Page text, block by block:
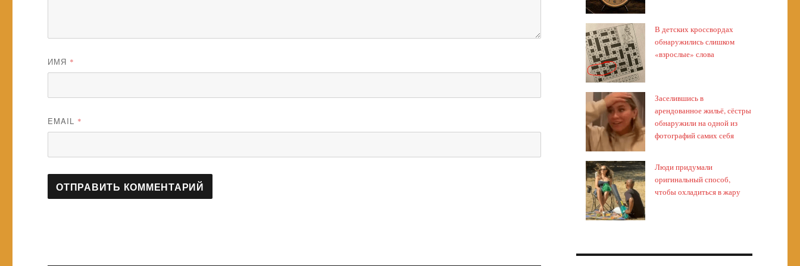
ИМЯ *
EMAIL *
В детских кроссвордах
обнаружились слишком
«взрослые» слова
Заселившись в
арендованное жильё, сёстры
обнаружили на одной из
фотографий самих себя
Люди придумали
оригинальный способ,
чтобы охладиться в жару